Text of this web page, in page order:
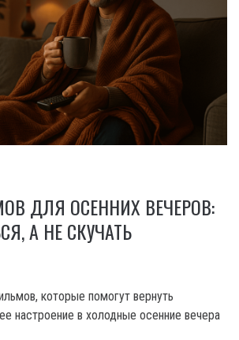
ДЛЯ ОСЕННИХ ВЕЧЕРОВ:
А НЕ СКУЧАТЬ
которые помогут вернуть
настроение в холодные осенние вечера